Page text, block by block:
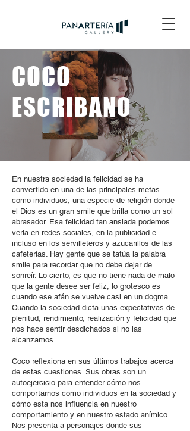
COCO
ESCRIBANO
En nuestra sociedad la felicidad se ha
convertido en una de las principales metas
como individuos, una especie de religión donde
el Dios es un gran smile que brilla como un sol
abrasador. Esa felicidad tan ansiada podemos
verla en redes sociales, en la publicidad e
incluso en los servilleteros y azucarillos de las
cafeterías. Hay gente que se tatúa la palabra
smile para recordar que no debe dejar de
sonreír. Lo cierto, es que no tiene nada de malo
que la gente desee ser feliz, lo grotesco es
cuando ese afán se vuelve casi en un dogma.
Cuando la sociedad dicta unas expectativas de
plenitud, rendimiento, realización y felicidad que
nos hace sentir desdichados si no las
alcanzamos.
Coco reflexiona en sus últimos trabajos acerca
de estas cuestiones. Sus obras son un
autoejercicio para entender cómo nos
comportarnos como individuos en la sociedad y
cómo esta nos influencia en nuestro
comportamiento y en nuestro estado anímico.
Nos presenta a personajes donde sus